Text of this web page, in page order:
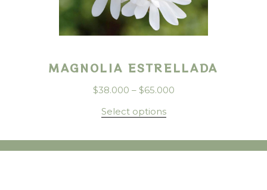
MAGNOLIA ESTRELLADA
$38.000 – $65.000
Select options